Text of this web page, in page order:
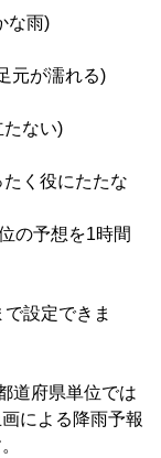
な雨)
元が濡れる)
ない)
く役にたたな
の予想を1時間
設定できま
道府県単位では
による降雨予報